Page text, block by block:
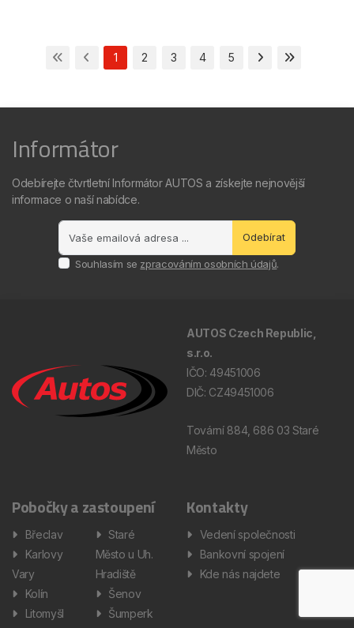
1 2 3 4 5
Informátor
Odebírejte čtvrtletní Informátor AUTOS a získejte nejnovější
informace o naší nabídce.
Odebírat
Souhlasím se zpracováním osobních údajů.
AUTOS Czech Republic,
s.r.o.
IČO: 49451006
DIČ: CZ49451006
Tovární 884, 686 03 Staré
Město
Pobočky a zastoupení
Břeclav
Karlovy
Vary
Kolín
Litomyšl
Staré
Město u Uh.
Hradiště
Šenov
Šumperk
Kontakty
Vedení společnosti
Bankovní spojení
Kde nás najdete